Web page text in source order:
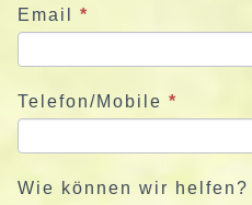
tEmail *
Telefon/Mobile *
Wie können wir helfen?